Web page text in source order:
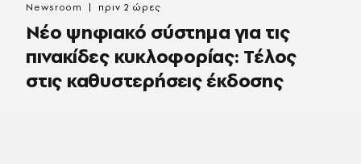
Νέο ψηφιακό σύστημα για τις
πινακίδες κυκλοφορίας: Τέλος
στις καθυστερήσεις έκδοσης
Newsroom πριν 2 ώρες